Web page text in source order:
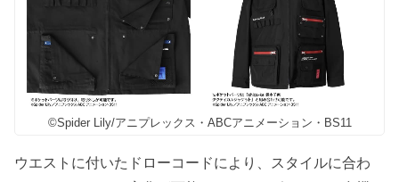
©Spider Lily/アニプレックス・ABCアニメーション・BS11
ウエストに付いたドローコードにより、スタイルに合わ